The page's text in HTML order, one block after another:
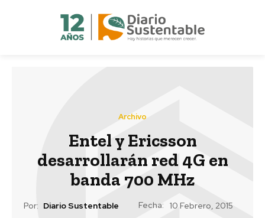
Archivo
Entel y Ericsson
desarrollarán red 4G en
banda 700 MHz
Por: Diario Sustentable Fecha: 10 Febrero, 2015